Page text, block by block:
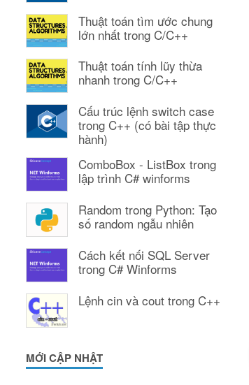
Thuật toán tìm ước chung
lớn nhất trong C/C++
Thuật toán tính lũy thừa
nhanh trong C/C++
Cấu trúc lệnh switch case
trong C++ (có bài tập thực
hành)
ComboBox - ListBox trong
lập trình C# winforms
Random trong Python: Tạo
số random ngẫu nhiên
Cách kết nối SQL Server
trong C# Winforms
Lệnh cin và cout trong C++
MỚI CẬP NHẬT